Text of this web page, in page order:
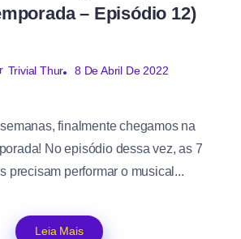
– Episódio 12)
Trivial Thur 8 De Abril De 2022
finalmente chegamos na
No episódio dessa vez, as 7
precisam performar o musical...
Leia Mais